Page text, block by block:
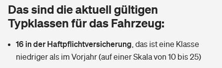
Tools
Wer versichert was: Jetzt Versicherer finden
Glasversicherung
Mietkautionsversicherung
Kinderunfall­ver­si­che­rung
Kinderinvalidität
Dread-Disease-Versicherung
Tierkrankenversicherung
Das sind die aktuell gültigen
Typklassen für das Fahrzeug:
16 in der Haftpflichtversicherung das ist eine Klasse
niedriger als im Vorjahr (auf einer Skala von 10 bis 25)